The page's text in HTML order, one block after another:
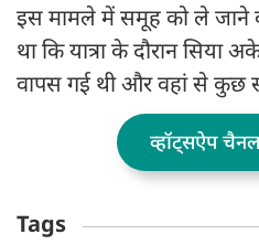
इस मामले में समूह को ले जाने
था कि यात्रा के दौरान सिया
वापस गई थी और वहां से कुछ
व्हॉट्सऐप
Tags